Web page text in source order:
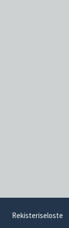
Rekisteriseloste